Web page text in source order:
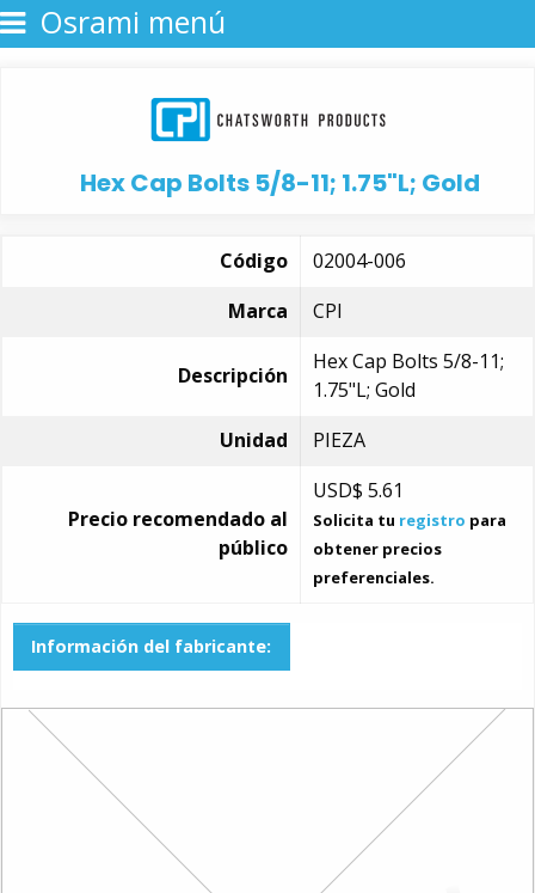
Osrami menú
Hex Cap Bolts 5/8-11; 1.75"L; Gold
Código
02004-006
Marca
CPI
Descripción
Hex Cap Bolts 5/8-11;
1.75"L; Gold
Unidad
PIEZA
Precio recomendado al
público
USD$ 5.61
Solicita tu registro para
obtener precios
preferenciales.
Información del fabricante: